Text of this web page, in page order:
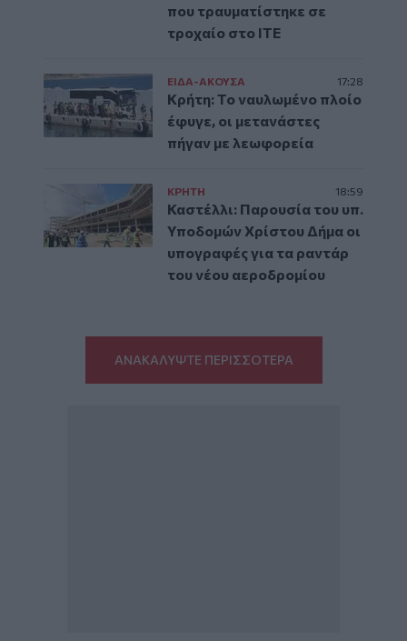
που τραυματίστηκε σε
τροχαίο στο ΙΤΕ
ΕΙΔΑ-ΑΚΟΥΣΑ 17:28
Κρήτη: Το ναυλωμένο πλοίο
έφυγε, οι μετανάστες
πήγαν με λεωφορεία
ΚΡΗΤΗ 18:59
Καστέλλι: Παρουσία του υπ.
Υποδομών Χρίστου Δήμα οι
υπογραφές για τα ραντάρ
του νέου αεροδρομίου
ΑΝΑΚΑΛΥΨΤΕ ΠΕΡΙΣΣΟΤΕΡΑ